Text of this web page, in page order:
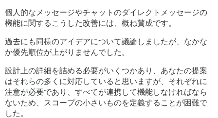
個人的なメッセージやチャットのダイレクトメッセージの
機能に関するこうした改善には、概ね賛成です。
過去にも同様のアイデアについて議論しましたが、なかな
か優先順位が上がりませんでした。
設計上の詳細を詰める必要がいくつかあり、あなたの提案
はそれらの多くに対応していると思いますが、それぞれに
注意が必要であり、すべてが連携して機能しなければなら
ないため、スコープの小さいものを定義することが困難で
した。